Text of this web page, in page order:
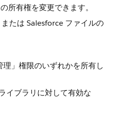
有権を変更できます。
たは Salesforce ファイルの
」権限のいずれかを所有し
イブラリに対して有効な